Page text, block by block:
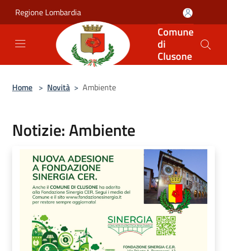
Regione Lombardia
Comune
di
Clusone
Home > Novità > Ambiente
Notizie: Ambiente